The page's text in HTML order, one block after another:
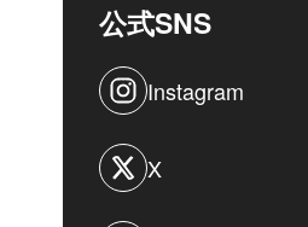
公式SNS
Instagram
X